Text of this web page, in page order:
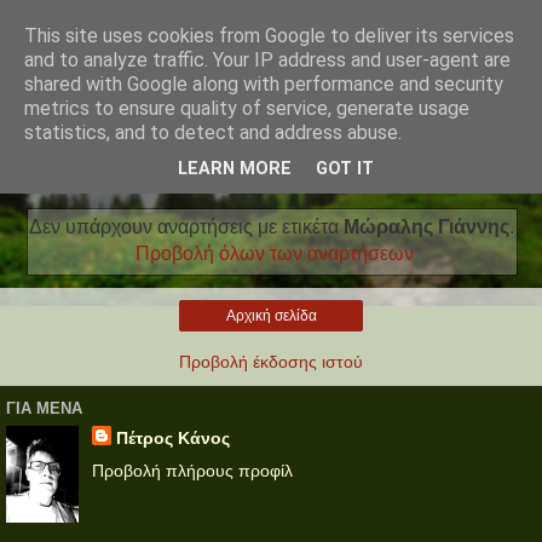
Δεν υπάρχουν αναρτήσεις με ετικέταΜώραλης Γιάννης.
Προβολή όλων των αναρτήσεων
Αρχική σελίδα
Προβολή έκδοσης ιστού
ΓΙΑ ΜΕΝΑ
Πέτρος Κάνος
Προβολή πλήρους προφίλ
This site uses cookies from Google to deliver its services
and to analyze traffic. Your IP address and user-agent are
shared with Google along with performance and security
metrics to ensure quality of service, generate usage
statistics, and to detect and address abuse.
LEARN MORE GOT IT